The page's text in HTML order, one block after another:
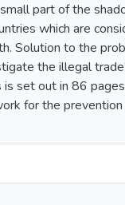
part of the
which are
Solution to the
the illegal
set out in 86
for the